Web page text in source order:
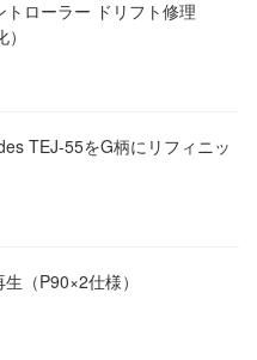
ローラー ドリフト修理
TEJ-55をG柄にリフィニッ
（P90×2仕様）